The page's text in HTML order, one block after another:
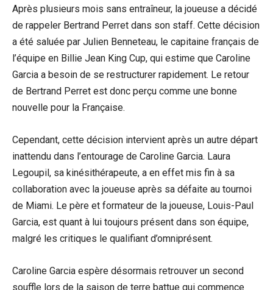
Après plusieurs mois sans entraîneur, la joueuse a décidé
de rappeler Bertrand Perret dans son staff. Cette décision
a été saluée par Julien Benneteau, le capitaine français de
l’équipe en Billie Jean King Cup, qui estime que Caroline
Garcia a besoin de se restructurer rapidement. Le retour
de Bertrand Perret est donc perçu comme une bonne
nouvelle pour la Française.
Cependant, cette décision intervient après un autre départ
inattendu dans l’entourage de Caroline Garcia. Laura
Legoupil, sa kinésithérapeute, a en effet mis fin à sa
collaboration avec la joueuse après sa défaite au tournoi
de Miami. Le père et formateur de la joueuse, Louis-Paul
Garcia, est quant à lui toujours présent dans son équipe,
malgré les critiques le qualifiant d’omniprésent.
Caroline Garcia espère désormais retrouver un second
souffle lors de la saison de terre battue qui commence